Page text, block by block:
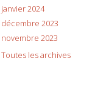
janvier 2024
décembre 2023
novembre 2023
Toutes les archives